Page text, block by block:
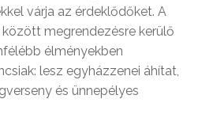
várja az érdeklődőket. A
között megrendezésre kerülő
élményekben
lesz egyházzenei áhítat,
és ünnepélyes